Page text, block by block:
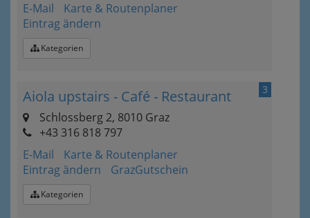
E-Mail
Karte & Routenplaner
Eintrag ändern
Kategorien
3
Aiola upstairs - Café - Restaurant
Schlossberg 2, 8010 Graz
+43 316 818 797
E-Mail
Karte & Routenplaner
Eintrag ändern
GrazGutschein
Kategorien